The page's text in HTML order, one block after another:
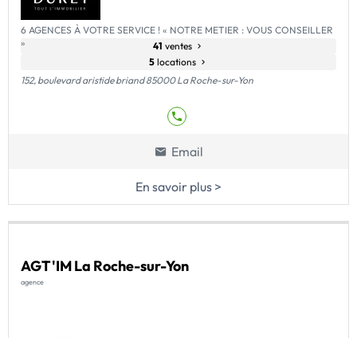
6 AGENCES À VOTRE SERVICE ! « NOTRE METIER : VOUS CONSEILLER
»
41 ventes
5 locations
152, boulevard aristide briand 85000 La Roche-sur-Yon
Email
En savoir plus >
AGT'IM La Roche-sur-Yon
agence